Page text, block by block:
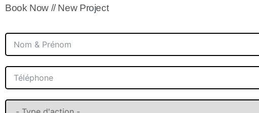
Book Now // New Project